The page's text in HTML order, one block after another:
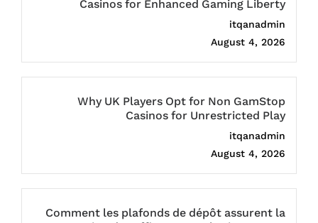
Casinos for Enhanced Gaming Liberty
itqanadmin
August 4, 2026
Why UK Players Opt for Non GamStop
Casinos for Unrestricted Play
itqanadmin
August 4, 2026
Comment les plafonds de dépôt assurent la